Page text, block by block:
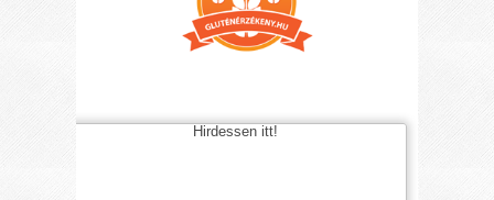
Hirdessen itt!